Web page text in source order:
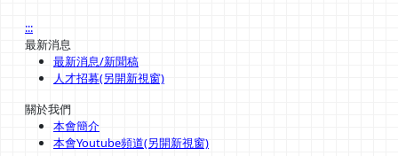
:::
最新消息
最新消息/新聞稿
人才招募(另開新視窗)
關於我們
本會簡介
本會Youtube頻道(另開新視窗)